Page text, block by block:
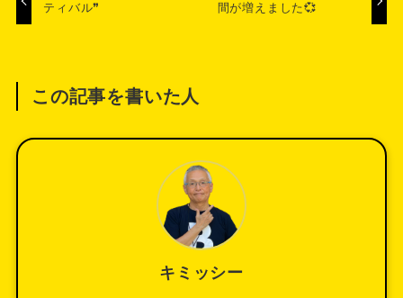
ティバル❞
間が増えました💞
この記事を書いた人
キミッシー